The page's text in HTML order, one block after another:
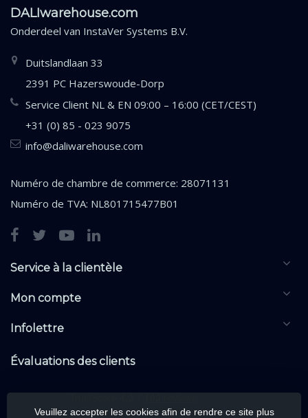
DALIwarehouse.com
Onderdeel van InstaVer Systems B.V.
Duitslandlaan 33
2391 PC Hazerswoude-Dorp
Service Client NL & EN 09:00 – 16:00 (CET/CEST)
+31 (0) 85 - 023 9075
info@daliwarehouse.com
Numéro de chambre de commerce: 28071131
Numéro de TVA: NL801715477B01
Service à la clientèle
Mon compte
Infolettre
Évaluations des clients
Veuillez accepter les cookies afin de rendre ce site plus